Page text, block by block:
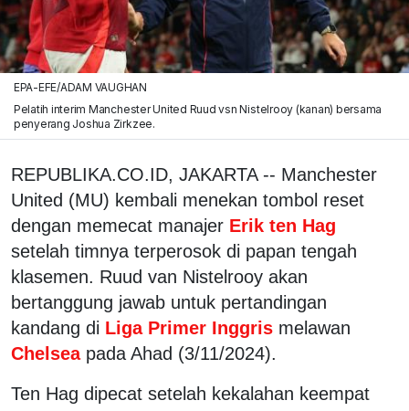
EPA-EFE/ADAM VAUGHAN
Pelatih interim Manchester United Ruud vsn Nistelrooy (kanan) bersama
penyerang Joshua Zirkzee.
REPUBLIKA.CO.ID, JAKARTA -- Manchester
United (MU) kembali menekan tombol reset
dengan memecat manajer Erik ten Hag
setelah timnya terperosok di papan tengah
klasemen. Ruud van Nistelrooy akan
bertanggung jawab untuk pertandingan
kandang di Liga Primer Inggris melawan
Chelsea pada Ahad (3/11/2024).
Ten Hag dipecat setelah kekalahan keempat